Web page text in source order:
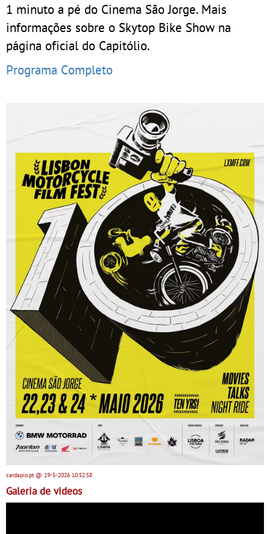
1 minuto a pé do Cinema São Jorge. Mais
informações sobre o Skytop Bike Show na
página oficial do Capitólio.
Programa Completo
cardapio.pt@ 19-5-2026 10:52:58
Galeria de videos